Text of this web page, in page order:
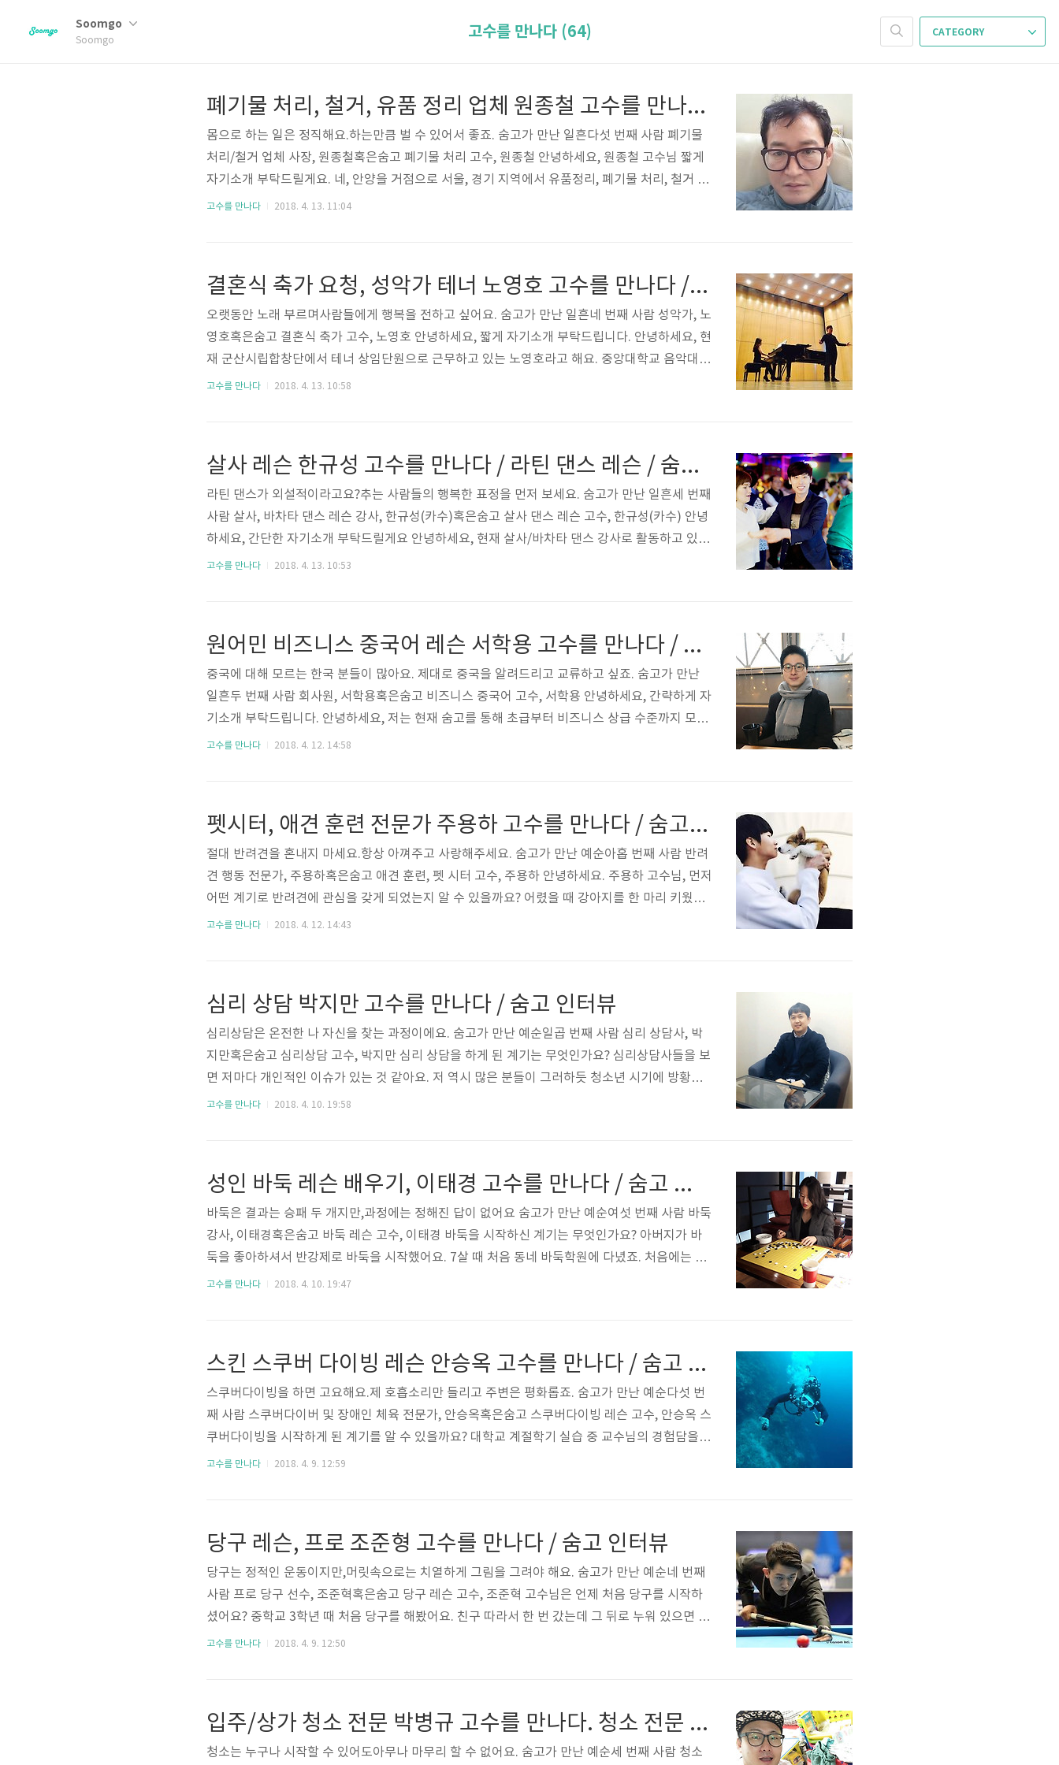
Soomgo
Soomgo
CATEGORY
고수를 만나다 (64)
폐기물 처리, 철거, 유품 정리 업체 원종철 고수를 만나다 / 숨고 인터뷰
몸으로 하는 일은 정직해요.하는만큼 벌 수 있어서 좋죠. 숨고가 만난 일흔다섯 번째 사람 폐기물
처리/철거 업체 사장, 원종철혹은숨고 폐기물 처리 고수, 원종철 안녕하세요, 원종철 고수님 짧게
자기소개 부탁드릴게요. 네, 안양을 거점으로 서울, 경기 지역에서 유품정리, 폐기물 처리, 철거 사
업을 하고 있는 52세 원종철이라고 합니다. 이전에는 이것저것 사업하다가 접고 현재 철거업에 집
업 협력 부분에도 곤란을 겪기도 해서..
고수를 만나다 2018. 4. 13. 11:04
결혼식 축가 요청, 성악가 테너 노영호 고수를 만나다 / 숨고 인터뷰
오랫동안 노래 부르며사람들에게 행복을 전하고 싶어요. 숨고가 만난 일흔네 번째 사람 성악가, 노
영호혹은숨고 결혼식 축가 고수, 노영호 안녕하세요, 짧게 자기소개 부탁드립니다. 안녕하세요, 현
재 군산시립합창단에서 테너 상임단원으로 근무하고 있는 노영호라고 해요. 중앙대학교 음악대학
성악과를 졸업했어요. 시립 합창단은 작년 8월 말에 입단했어요. 그리고 주말에는 부업으로 숨고
마주쳤는데 중창단에 들어오라고 하셔서 '한번 해볼까..
고수를 만나다 2018. 4. 13. 10:58
살사 레슨 한규성 고수를 만나다 / 라틴 댄스 레슨 / 숨고 인터뷰
라틴 댄스가 외설적이라고요?추는 사람들의 행복한 표정을 먼저 보세요. 숨고가 만난 일흔세 번째
사람 살사, 바차타 댄스 레슨 강사, 한규성(카수)혹은숨고 살사 댄스 레슨 고수, 한규성(카수) 안녕
하세요, 간단한 자기소개 부탁드릴게요 안녕하세요, 현재 살사/바차타 댄스 강사로 활동하고 있는
한규성이라고 합니다. 춤을 시작한 지는 15년 정도 되었어요. 그냥 취미로 시작했다가 제대로 빠
어요. 골프장이랑 리조트를 개발하는 건설회사에..
고수를 만나다 2018. 4. 13. 10:53
원어민 비즈니스 중국어 레슨 서학용 고수를 만나다 / 숨고 인터뷰
중국에 대해 모르는 한국 분들이 많아요. 제대로 중국을 알려드리고 교류하고 싶죠. 숨고가 만난
일흔두 번째 사람 회사원, 서학용혹은숨고 비즈니스 중국어 고수, 서학용 안녕하세요, 간략하게 자
기소개 부탁드립니다. 안녕하세요, 저는 현재 숨고를 통해 초급부터 비즈니스 상급 수준까지 모든
단계의 중국어 스터디를 운영하고 있는 고수 서학용이라고 합니다. 본업은 시스템 개발자로 대기
전공으로 공부했는데, 대한민국이 IT 강국으로 유..
고수를 만나다 2018. 4. 12. 14:58
펫시터, 애견 훈련 전문가 주용하 고수를 만나다 / 숨고 인터뷰
절대 반려견을 혼내지 마세요.항상 아껴주고 사랑해주세요. 숨고가 만난 예순아홉 번째 사람 반려
견 행동 전문가, 주용하혹은숨고 애견 훈련, 펫 시터 고수, 주용하 안녕하세요. 주용하 고수님, 먼저
어떤 계기로 반려견에 관심을 갖게 되었는지 알 수 있을까요? 어렸을 때 강아지를 한 마리 키웠어
요. 부모님께서 맞벌이하셔서 누나랑 이름이 '우주'인 말티즈 한 마리와 함께 많은 시간을 보냈죠.
로 혼도 많이 내고 때리기도 했어요..
고수를 만나다 2018. 4. 12. 14:43
심리 상담 박지만 고수를 만나다 / 숨고 인터뷰
심리상담은 온전한 나 자신을 찾는 과정이에요. 숨고가 만난 예순일곱 번째 사람 심리 상담사, 박
지만혹은숨고 심리상담 고수, 박지만 심리 상담을 하게 된 계기는 무엇인가요? 심리상담사들을 보
면 저마다 개인적인 이슈가 있는 것 같아요. 저 역시 많은 분들이 그러하듯 청소년 시기에 방황하
고 아파했어요. 힘들었던 시기에 저에게 힘이 되어준 상담사 선생님이 계셨답니다. 그분과 상담하
재 지속해서 더 나은 상담을 제공하기 위해 꾸준히 ..
고수를 만나다 2018. 4. 10. 19:58
성인 바둑 레슨 배우기, 이태경 고수를 만나다 / 숨고 인터뷰
바둑은 결과는 승패 두 개지만,과정에는 정해진 답이 없어요 숨고가 만난 예순여섯 번째 사람 바둑
강사, 이태경혹은숨고 바둑 레슨 고수, 이태경 바둑을 시작하신 계기는 무엇인가요? 아버지가 바
둑을 좋아하셔서 반강제로 바둑을 시작했어요. 7살 때 처음 동네 바둑학원에 다녔죠. 처음에는 취
미로 배우다가 초등학교 3학년에 프로 기사를 본격적으로 준비했어요. 그때부터 오전 수업만 듣고
년간 했어요. 전국에서 프로 기사를 꿈꾸는 학생들..
고수를 만나다 2018. 4. 10. 19:47
스킨 스쿠버 다이빙 레슨 안승옥 고수를 만나다 / 숨고 인터뷰
스쿠버다이빙을 하면 고요해요.제 호흡소리만 들리고 주변은 평화롭죠. 숨고가 만난 예순다섯 번
째 사람 스쿠버다이버 및 장애인 체육 전문가, 안승옥혹은숨고 스쿠버다이빙 레슨 고수, 안승옥 스
쿠버다이빙을 시작하게 된 계기를 알 수 있을까요? 대학교 계절학기 실습 중 교수님의 경험담을
통해 스쿠버다이빙에 대해 처음 알게 되었어요. 화려한 수중환경과 물속에서만 겪을 수 있는 무중
전공으로 선택했어요. 이후 대학원에서 특수체육을 전공하고 본격..
고수를 만나다 2018. 4. 9. 12:59
당구 레슨, 프로 조준형 고수를 만나다 / 숨고 인터뷰
당구는 정적인 운동이지만,머릿속으로는 치열하게 그림을 그려야 해요. 숨고가 만난 예순네 번째
사람 프로 당구 선수, 조준혁혹은숨고 당구 레슨 고수, 조준혁 고수님은 언제 처음 당구를 시작하
셨어요? 중학교 3학년 때 처음 당구를 해봤어요. 친구 따라서 한 번 갔는데 그 뒤로 누워 있으면 천
장에 공만 보였어요. 그 후로 매일 쳤던 것 같아요. 처음에는 가면 안 되는 곳인 줄 알았는데 알고
때부터 당구 큐대를 처음 잡았으니 ..
고수를 만나다 2018. 4. 9. 12:50
입주/상가 청소 전문 박병규 고수를 만나다. 청소 전문 업체 / 숨고 인터뷰
청소는 누구나 시작할 수 있어도아무나 마무리 할 수 없어요. 숨고가 만난 예순세 번째 사람 청소